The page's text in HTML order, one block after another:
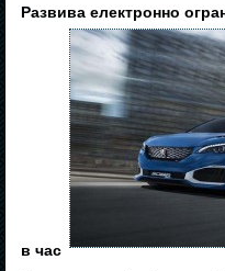
Развива електронно
в час